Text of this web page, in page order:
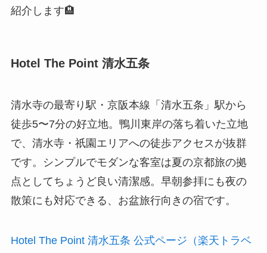
紹介します🏨
Hotel The Point 清水五条
清水寺の最寄り駅・京阪本線「清水五条」駅から
徒歩5〜7分の好立地。鴨川東岸の落ち着いた立地
で、清水寺・祇園エリアへの徒歩アクセスが抜群
です。シンプルでモダンな客室は夏の京都旅の拠
点としてちょうど良い清潔感。早朝参拝にも夜の
散策にも対応できる、お盆旅行向きの宿です。
Hotel The Point 清水五条 公式ページ（楽天トラベ